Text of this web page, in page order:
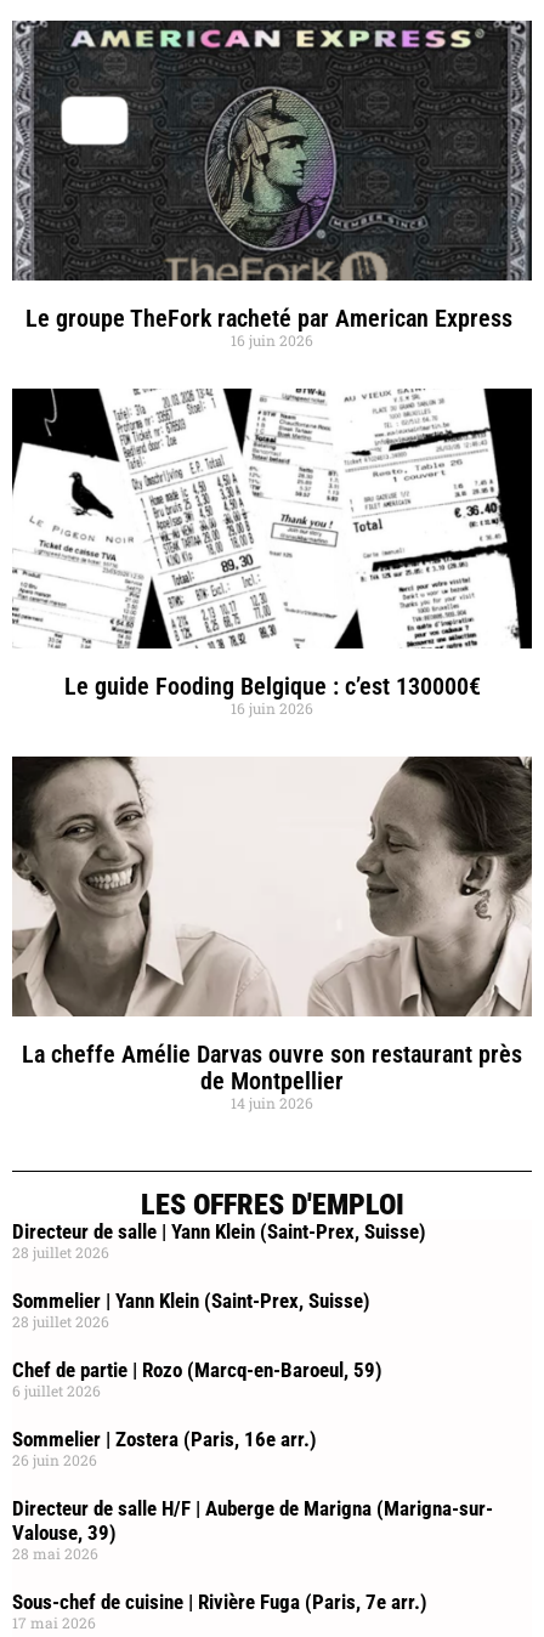
Le groupe TheFork racheté par American Express
16 juin 2026
Le guide Fooding Belgique : c’est 130000€
16 juin 2026
La cheffe Amélie Darvas ouvre son restaurant près
de Montpellier
14 juin 2026
LES OFFRES D'EMPLOI
Directeur de salle | Yann Klein (Saint-Prex, Suisse)
28 juillet 2026
Sommelier | Yann Klein (Saint-Prex, Suisse)
28 juillet 2026
Chef de partie | Rozo (Marcq-en-Baroeul, 59)
6 juillet 2026
Sommelier | Zostera (Paris, 16e arr.)
26 juin 2026
Directeur de salle H/F | Auberge de Marigna (Marigna-sur-
Valouse, 39)
28 mai 2026
Sous-chef de cuisine | Rivière Fuga (Paris, 7e arr.)
17 mai 2026